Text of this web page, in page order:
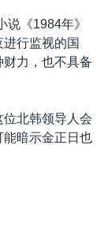
《1984年》
行监视的国
力，也不具备
北韩领导人会
暗示金正日也